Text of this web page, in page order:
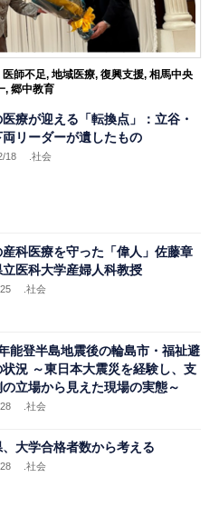
医師不足, 地域医療, 復興支援, 相馬中央
,郷中教育
療が迎える「転換点」：立谷・
リーダーが遺したもの
18 .社会
産科医療を守った「偉人」佐藤章
医科大学産婦人科教授
25 .社会
能登半島地震後の輪島市・福祉避
況 ～東日本大震災を経験し、支
立場から見えた現場の実態～
28 .社会
大学合格者数から考える
28 .社会